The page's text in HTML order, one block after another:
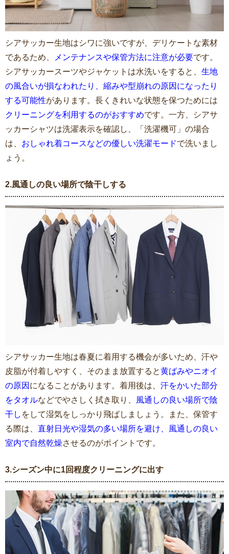
シアサッカー生地はシワに強いですが、デリケートな素材
であるため、
メンテナンスや保管方法に注意が必要です。
シアサッカースーツやジャケットは水洗いをすると、 生地
の風合いが損なわれたり、縮みや型崩れの原因になったり
する可能性があります。長くきれいな状態を保つためには
クリーニングを利用するのがおすすめです。一方、シアサ
ッカーシャツは洗濯表示を確認し、「洗濯機可」の場合
は、 おしゃれ着コースなどの優しい洗濯モードで洗いまし
ょう。
2.風通しの良い場所で陰干しする
シアサッカー生地は春夏に着用する機会が多いため、汗や
皮脂が付着しやすく、そのまま放置すると黄ばみやニオイ
の原因 になることがあります。着用後は、 汗をかいた部分
をタオルなどでやさしく拭き取り、
風通しの良い場所で陰
干し をして湿気をしっかり飛ばしましょう。また、保管す
る際は、 直射日光や湿気の多い場所を避け、風通しの良い
室内で自然乾燥させるのがポイントです。
3.シーズン中に1回程度クリーニングに出す